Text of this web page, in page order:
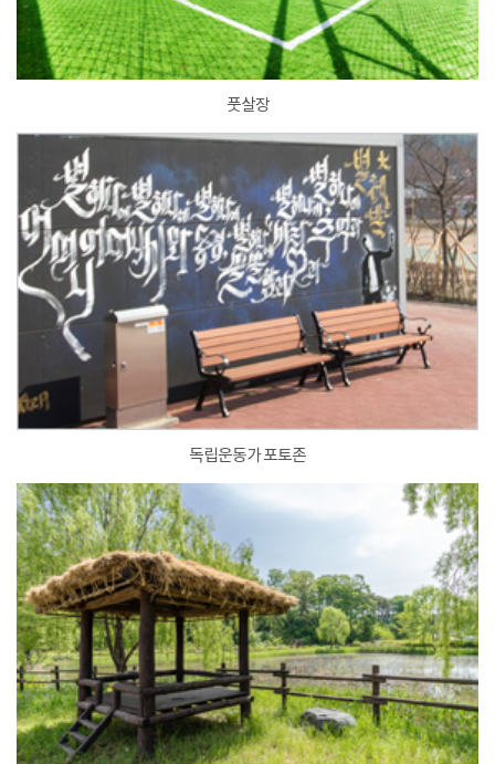
풋살장
독립운동가 포토존